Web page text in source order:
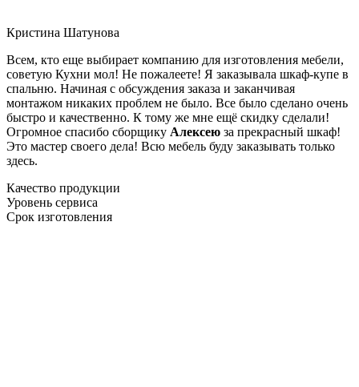
Кристина Шатунова
Всем, кто еще выбирает компанию для изготовления мебели,
советую Кухни мол! Не пожалеете! Я заказывала шкаф-купе в
спальню. Начиная с обсуждения заказа и заканчивая
монтажом никаких проблем не было. Все было сделано очень
быстро и качественно. К тому же мне ещё скидку сделали!
Огромное спасибо сборщику Алексею за прекрасный шкаф!
Это мастер своего дела! Всю мебель буду заказывать только
здесь.
Качество продукции
Уровень сервиса
Срок изготовления